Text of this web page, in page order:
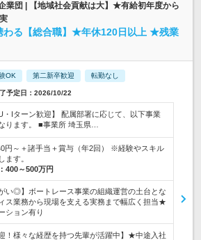
業団 | 【地域社会貢献は大】★有給初年度から
わる【総合職】★年休120日以上 ★残業
OK 第二新卒歓迎 転勤なし
予定日：2026/10/22
・Iターン歓迎】 配属部署に応じて、以下事業
ります。 ■事業所 埼玉県…
円～＋諸手当＋賞与（年2回） ※経験やスキル
ます。
400～500万円
い◎】ボートレース事業の組織運営の土台とな
ス業務から現場を支える実務まで幅広く担当★
ション有り
！様々な経歴を持つ先輩が活躍中】★中途入社